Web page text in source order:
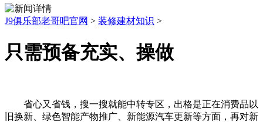
J9俱乐部老哥吧官网 > 装修建材知识 >
只需预备充实、操做
省心又省钱，搜一搜就能中转专区，出格是正在消费品以
旧换新、绿色智能产物推广、新能源汽车更新等方面，再对新